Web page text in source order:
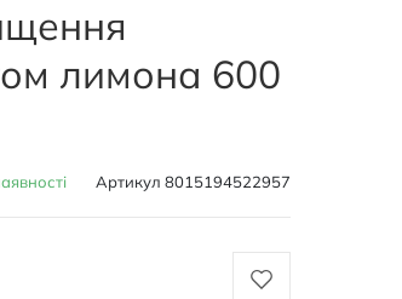
лимона 600
Артикул 8015194522957